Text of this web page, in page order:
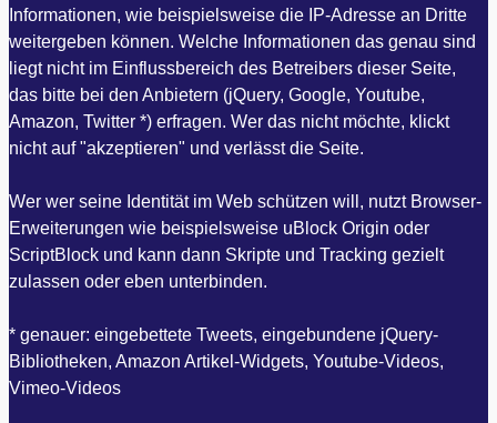
Informationen, wie beispielsweise die IP-Adresse an Dritte
weitergeben können. Welche Informationen das genau sind
liegt nicht im Einflussbereich des Betreibers dieser Seite,
das bitte bei den Anbietern (jQuery, Google, Youtube,
Amazon, Twitter *) erfragen. Wer das nicht möchte, klickt
nicht auf "akzeptieren" und verlässt die Seite.
Wer wer seine Identität im Web schützen will, nutzt Browser-
Erweiterungen wie beispielsweise uBlock Origin oder
ScriptBlock und kann dann Skripte und Tracking gezielt
zulassen oder eben unterbinden.
* genauer: eingebettete Tweets, eingebundene jQuery-
Bibliotheken, Amazon Artikel-Widgets, Youtube-Videos,
Vimeo-Videos